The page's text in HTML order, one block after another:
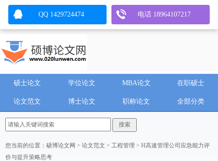
硕士论文 学位论文 MBA论文 在职硕士
论文范文 博士论文 职称论文 全部分类
您当前的位置：硕博论文网 >论文范文 > 工程管理 > H高速管理公司应急能力评
价与提升策略思考
QQ 1429724474 电话 18964107217